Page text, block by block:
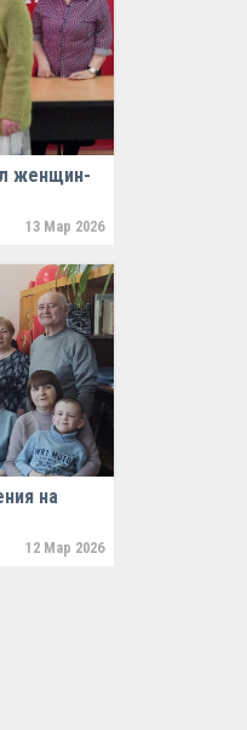
женщин-
13 Мар 2026
на
12 Мар 2026